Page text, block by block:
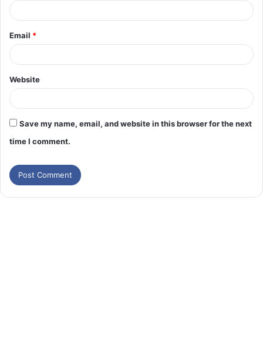
Email *
Website
Save my name, email, and website in this browser for the next
time I comment.